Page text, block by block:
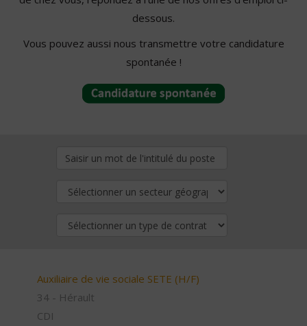
dessous.
Vous pouvez aussi nous transmettre votre candidature
spontanée !
Auxiliaire de vie sociale SETE (H/F)
34 - Hérault
CDI